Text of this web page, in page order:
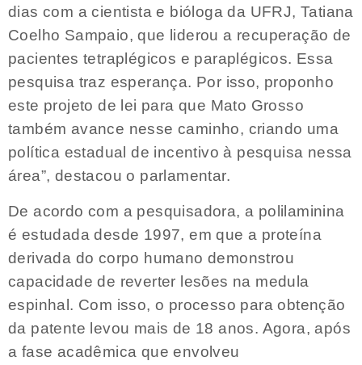
dias com a cientista e bióloga da UFRJ, Tatiana
Coelho Sampaio, que liderou a recuperação de
pacientes tetraplégicos e paraplégicos. Essa
pesquisa traz esperança. Por isso, proponho
este projeto de lei para que Mato Grosso
também avance nesse caminho, criando uma
política estadual de incentivo à pesquisa nessa
área”, destacou o parlamentar.
De acordo com a pesquisadora, a polilaminina
é estudada desde 1997, em que a proteína
derivada do corpo humano demonstrou
capacidade de reverter lesões na medula
espinhal. Com isso, o processo para obtenção
da patente levou mais de 18 anos. Agora, após
a fase acadêmica que envolveu